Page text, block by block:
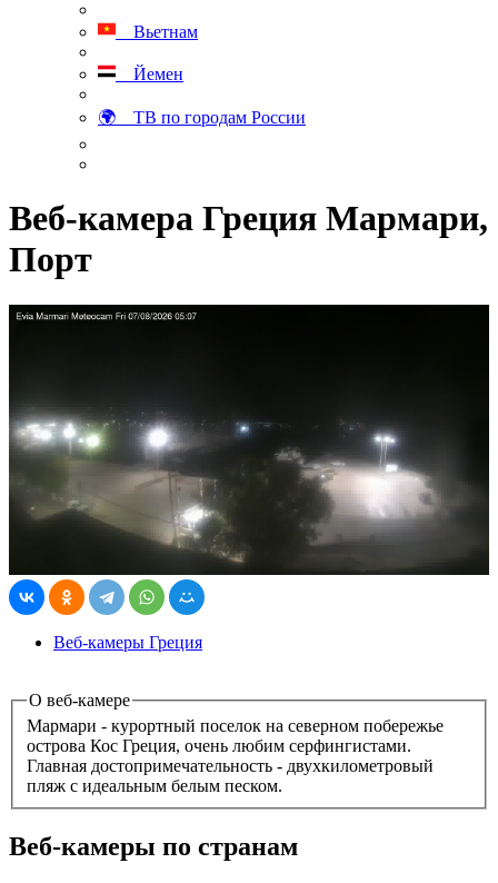
Вьетнам
Йемен
🌍 ТВ по городам России
Веб-камера Греция Мармари,
Порт
Веб-камеры Греция
О веб-камере
Мармари - курортный поселок на северном побережье
острова Кос Греция, очень любим серфингистами.
Главная достопримечательность - двухкилометровый
пляж с идеальным белым песком.
Веб-камеры по странам